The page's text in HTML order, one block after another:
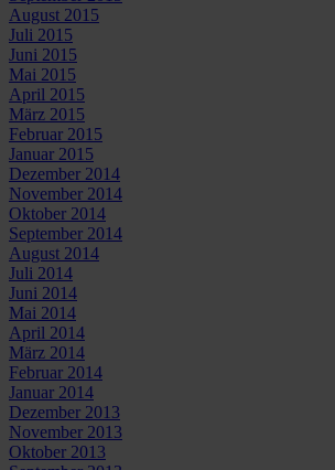
August 2015
Juli 2015
Juni 2015
Mai 2015
April 2015
März 2015
Februar 2015
Januar 2015
Dezember 2014
November 2014
Oktober 2014
September 2014
August 2014
Juli 2014
Juni 2014
Mai 2014
April 2014
März 2014
Februar 2014
Januar 2014
Dezember 2013
November 2013
Oktober 2013